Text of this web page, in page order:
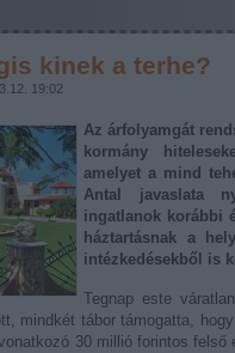
kinek a terhe?
19:02
Az árfolyamgát
kormány
amelyet a mind
Antal javaslata
ingatlanok korábbi
háztartásnak a
intézkedésekből is
Tegnap este
mindkét tábor támogatta,
30 millió forintos